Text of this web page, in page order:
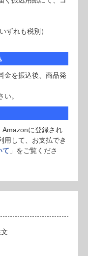
ずれも税別）
金を振込後、商品発
。
に登録され
用して、お支払でき
て 」をご覧くださ